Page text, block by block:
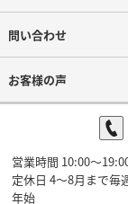
問い合わせ
お客様の声
営業時間 10:00～
定休日 4～8月まで毎
年始